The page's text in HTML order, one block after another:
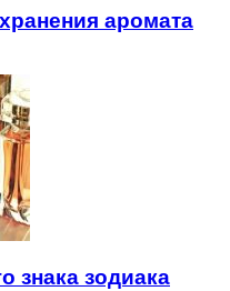
аромата
знака зодиака